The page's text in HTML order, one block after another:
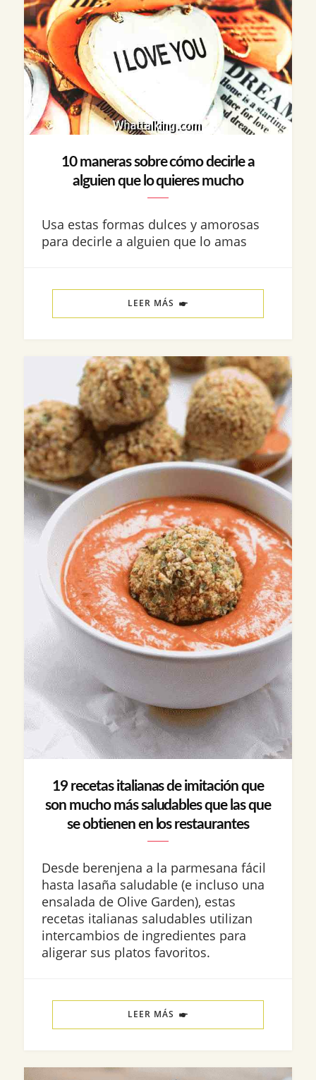
10 maneras sobre cómo decirle a
alguien que lo quieres mucho
Usa estas formas dulces y amorosas
para decirle a alguien que lo amas
LEER MÁS
19 recetas italianas de imitación que
son mucho más saludables que las que
se obtienen en los restaurantes
Desde berenjena a la parmesana fácil
hasta lasaña saludable (e incluso una
ensalada de Olive Garden), estas
recetas italianas saludables utilizan
intercambios de ingredientes para
aligerar sus platos favoritos.
LEER MÁS